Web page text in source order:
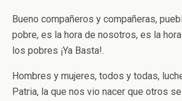
Bueno compañeros y compañeras,
pobre, es la hora de nosotros, es la
los pobres ¡Ya Basta!.
Hombres y mujeres, todos y todas,
Patria, la que nos vio nacer que otros